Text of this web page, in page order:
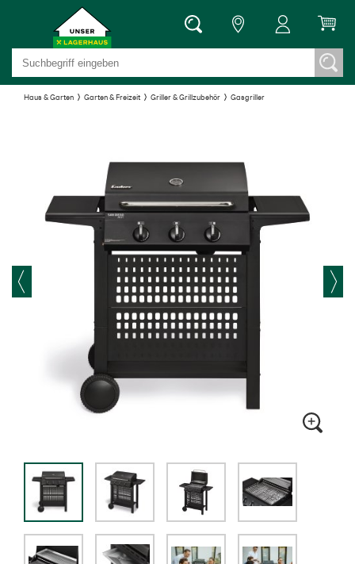
Haus & Garten Garten & Freizeit Griller & Grillzubehör Gasgriller